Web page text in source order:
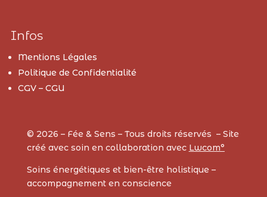
Infos
Mentions Légales
Politique de Confidentialité
CGV – CGU
© 2026 – Fée & Sens – Tous droits réservés – Site
créé avec soin en collaboration avec Lwcom°
Soins énergétiques et bien-être holistique –
accompagnement en conscience